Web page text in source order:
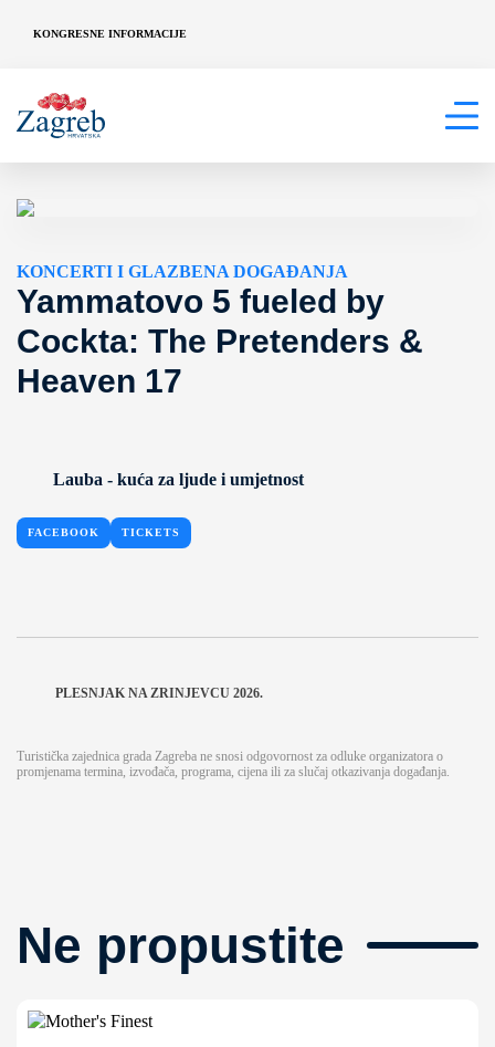
KONGRESNE INFORMACIJE
KONCERTI I GLAZBENA DOGAĐANJA
Yammatovo 5 fueled by
Cockta: The Pretenders &
Heaven 17
Lauba - kuća za ljude i umjetnost
FACEBOOK TICKETS
PLESNJAK NA ZRINJEVCU 2026.
Turistička zajednica grada Zagreba ne snosi odgovornost za odluke organizatora o
promjenama termina, izvođača, programa, cijena ili za slučaj otkazivanja događanja.
Ne propustite